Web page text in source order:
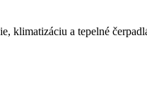
klimatizáciu a tepelné